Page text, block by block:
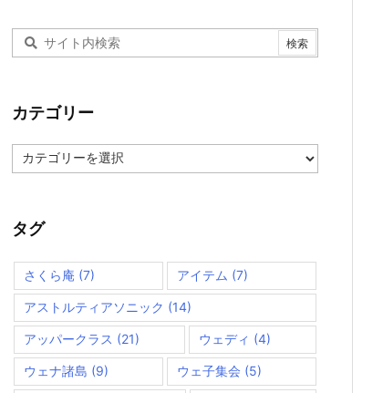
カテゴリー
テ
ー
タグ
さくら庵 (7) アイテム (7)
アストルティアソニック (14)
アッパークラス (21) ウェディ (4)
ウェナ諸島 (9) ウェ子集会 (5)